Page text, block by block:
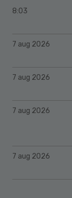
8:03
7 aug 2026
7 aug 2026
7 aug 2026
7 aug 2026